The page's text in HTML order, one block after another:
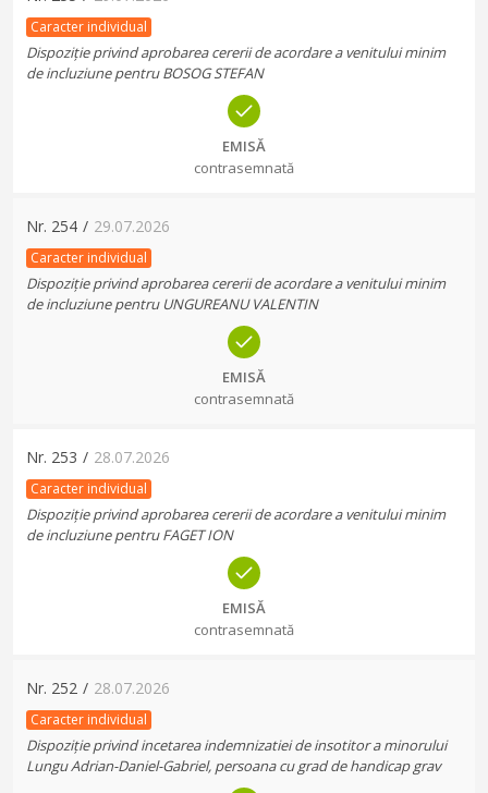
Caracter individual
Dispoziție privind aprobarea cererii de acordare a venitului minim
de incluziune pentru BOSOG STEFAN
EMISĂ
contrasemnată
Nr. 254 / 29.07.2026
Caracter individual
Dispoziție privind aprobarea cererii de acordare a venitului minim
de incluziune pentru UNGUREANU VALENTIN
EMISĂ
contrasemnată
Nr. 253 / 28.07.2026
Caracter individual
Dispoziție privind aprobarea cererii de acordare a venitului minim
de incluziune pentru FAGET ION
EMISĂ
contrasemnată
Nr. 252 / 28.07.2026
Caracter individual
Dispoziție privind incetarea indemnizatiei de insotitor a minorului
Lungu Adrian-Daniel-Gabriel, persoana cu grad de handicap grav